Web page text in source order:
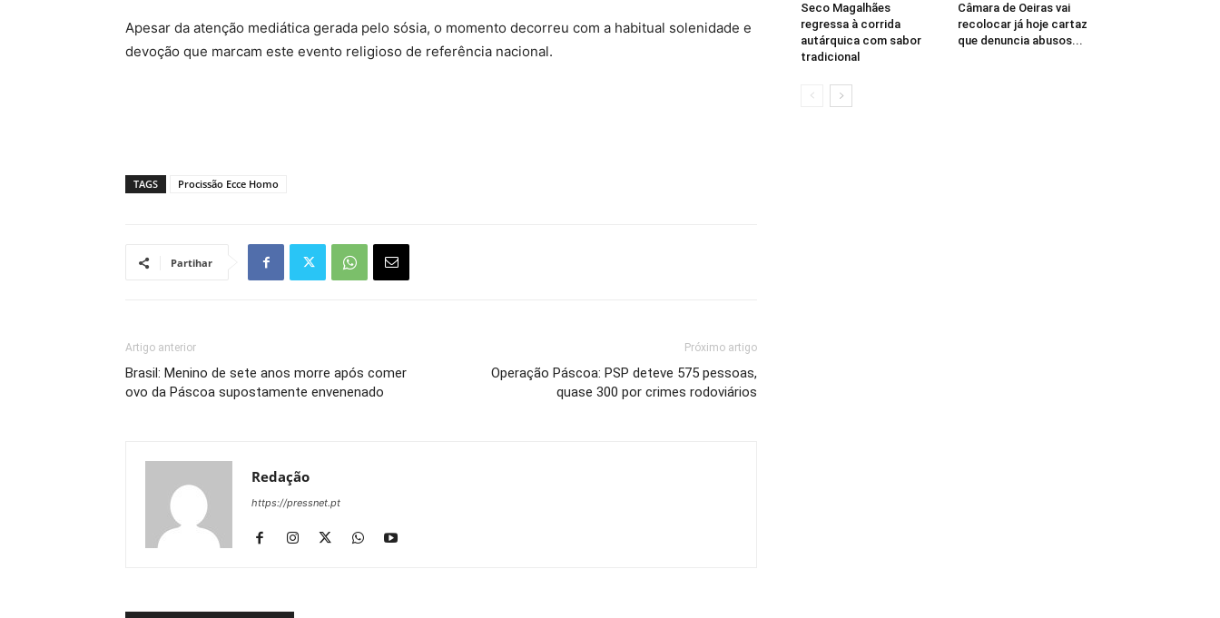
Apesar da atenção mediática gerada pelo sósia, o momento decorreu com a habitual solenidade e
devoção que marcam este evento religioso de referência nacional.
TAGS Procissão Ecce Homo
Partihar
Artigo anterior
Brasil: Menino de sete anos morre após comer
ovo da Páscoa supostamente envenenado
Próximo artigo
Operação Páscoa: PSP deteve 575 pessoas,
quase 300 por crimes rodoviários
Redação
https://pressnet.pt
Seco Magalhães
regressa à corrida
autárquica com sabor
tradicional
Câmara de Oeiras vai
recolocar já hoje cartaz
que denuncia abusos...